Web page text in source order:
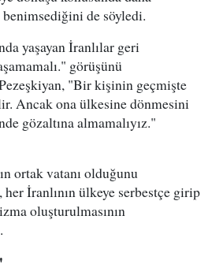
benimsediğini de söyledi.
yaşayan İranlılar geri
görüşünü
"Bir kişinin geçmişte
Ancak ona ülkesine dönmesini
gözaltına almamalıyız."
ortak vatanı olduğunu
İranlının ülkeye serbestçe girip
oluşturulmasının